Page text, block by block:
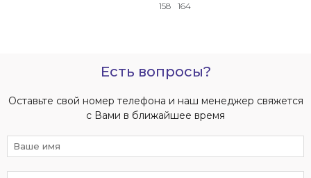
158
164
Есть вопросы?
Оставьте свой номер телефона и наш менеджер свяжется
с Вами в ближайшее время